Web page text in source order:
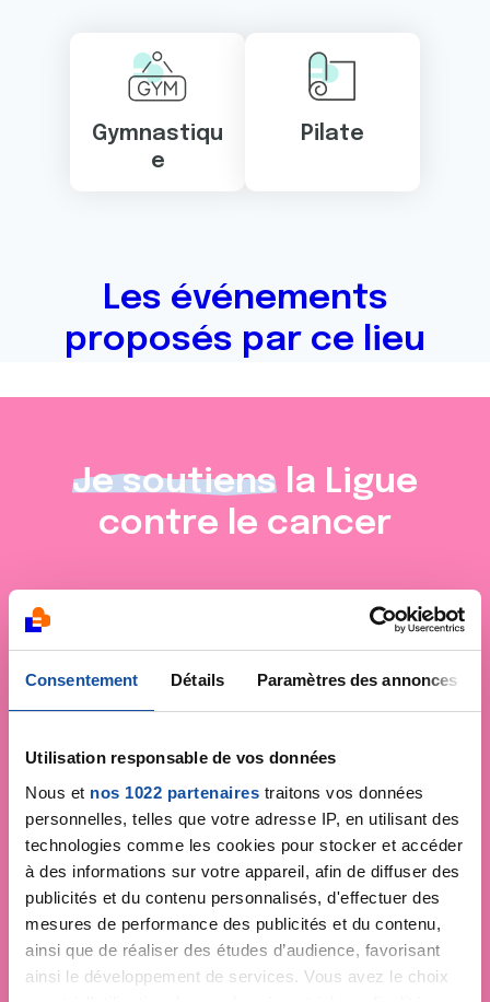
Consentement Détails Paramètres des annonces
Utilisation responsable de vos données
Nous et nos 1022 partenaires traitons vos données
personnelles, telles que votre adresse IP, en utilisant des
technologies comme les cookies pour stocker et accéder
à des informations sur votre appareil, afin de diffuser des
publicités et du contenu personnalisés, d'effectuer des
mesures de performance des publicités et du contenu,
ainsi que de réaliser des études d’audience, favorisant
ainsi le développement de services. Vous avez le choix
Gymnastiqu
e
Pilate
Les événements
proposés par ce lieu
Je soutiens la Ligue
contre le cancer